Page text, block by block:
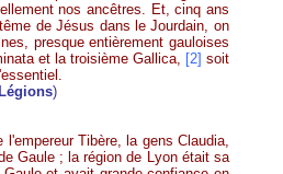
nos ancêtres. Et, cinq ans
de Jésus dans le Jourdain, on
presque entièrement gauloises
et la troisième Gallica, [2] soit
)
Tibère, la gens Claudia,
Gaule ; la région de Lyon était sa